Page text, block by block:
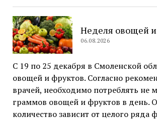
Неделя овощей
06.08.2026
С 19 по 25 декабря в Смоленской
овощей и фруктов. Согласно
врачей, необходимо потреблять не
граммов овощей и фруктов в день.
количество зависит от целого ряда